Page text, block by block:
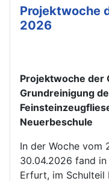
Projektwoche
2026
Projektwoche der
Grundreinigung
Neuerbeschule
In der Woche vom
30.04.2026 fand
Erfurt, im Schulteil